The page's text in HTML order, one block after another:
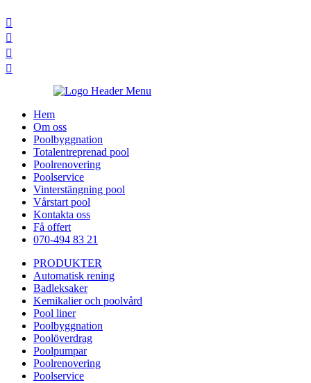




Hem
Om oss
Poolbyggnation
Totalentreprenad pool
Poolrenovering
Poolservice
Vinterstängning pool
Vårstart pool
Kontakta oss
Få offert
070-494 83 21
PRODUKTER
Automatisk rening
Badleksaker
Kemikalier och poolvård
Pool liner
Poolbyggnation
Poolöverdrag
Poolpumpar
Poolrenovering
Poolservice